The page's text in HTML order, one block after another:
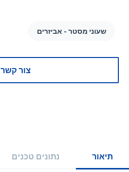
שעוני מסטר - אביזרים
צור קשר
תיאור נתונים טכנים